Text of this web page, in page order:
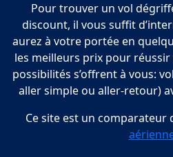
Pour trouver un vol
discount, il vous suffit
aurez à votre portée en
les meilleurs prix pour
possibilités s’offrent à vous:
aller simple ou aller-retour)
Ce site est un comparateur